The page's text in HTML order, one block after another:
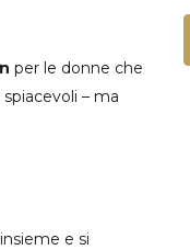
per le donne che
– ma
e si